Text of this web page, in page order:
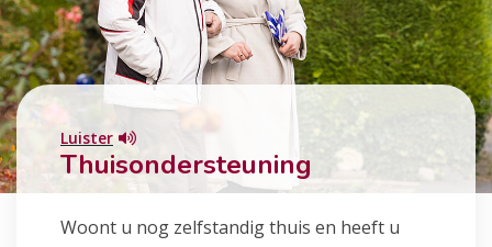
Luister
Thuisondersteuning
Woont u nog zelfstandig thuis en heeft u